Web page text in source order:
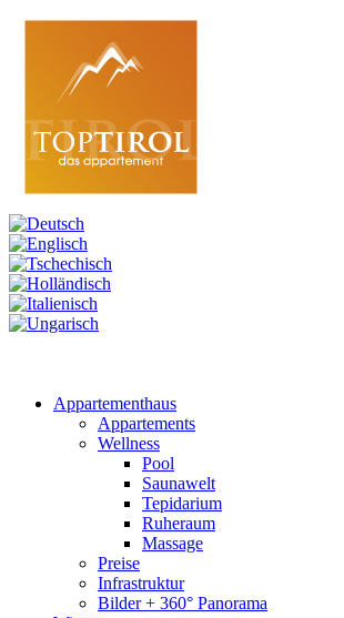
Appartementhaus
Appartements
Wellness
Pool
Saunawelt
Tepidarium
Ruheraum
Massage
Preise
Infrastruktur
Bilder + 360° Panorama